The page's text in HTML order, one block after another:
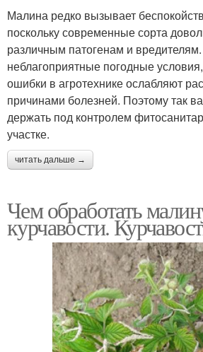
Малина редко вызывает
поскольку современные сорта
различным патогенам и
неблагоприятные погодные
ошибки в агротехнике ослабляют
причинами болезней. Поэтому так
держать под контролем
участке.
читать дальше →
Чем обработать
курчавости.